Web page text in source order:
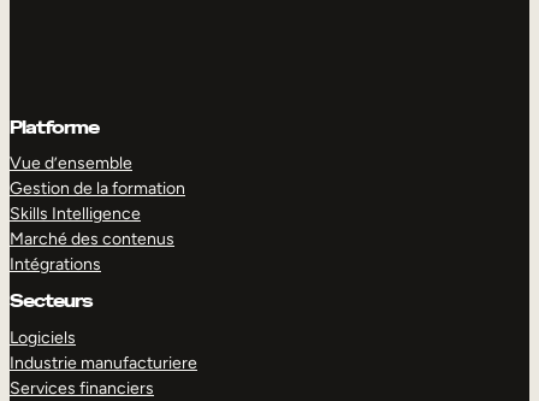
Platforme
Vue d’ensemble
Gestion de la formation
Skills Intelligence
Marché des contenus
Intégrations
Secteurs
Logiciels
Industrie manufacturiere
Services financiers